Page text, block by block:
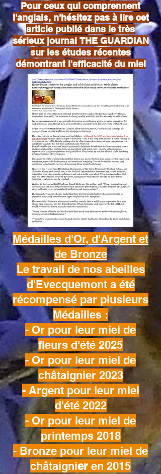
Pour ceux qui comprennent
l'anglais, n'hésitez pas à lire cet
article publié dans le très
sérieux journal THE GUARDIAN
sur les études récentes
démontrant l'efficacité du miel
Médailles d'Or, d'Argent et
de Bronze
Le travail de nos abeilles
d'Evecquemont a été
récompensé par plusieurs
Médailles :
- Or pour leur miel de
fleurs d'été 2025
- Or pour leur miel de
châtaignier 2023
- Argent pour leur miel
d'été 2022
- Or pour leur miel de
printemps 2018
- Bronze pour leur miel de
châtaignieren 2015